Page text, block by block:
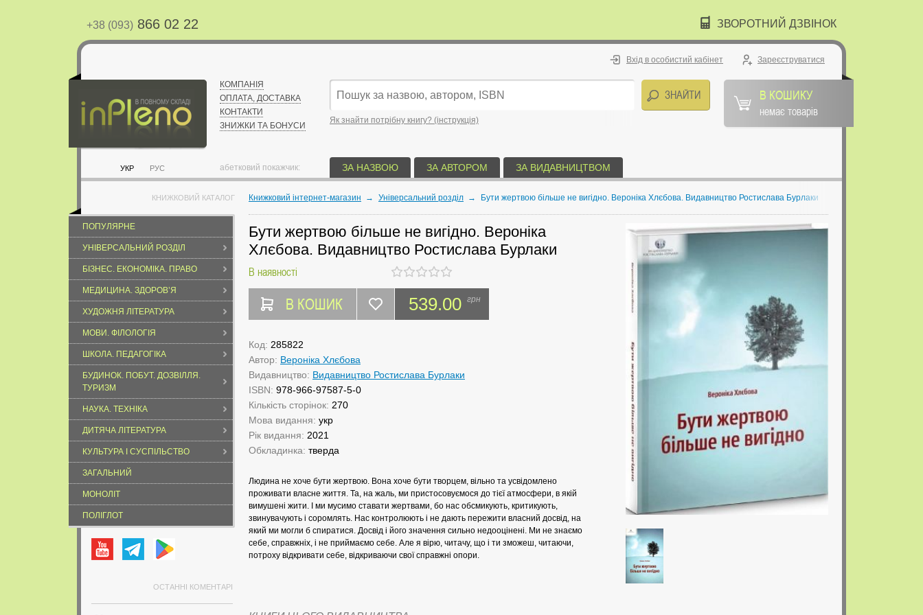
+38 (093) 866 02 22 ЗВОРОТНИЙ ДЗВІНОК
УКР РУС
КОМПАНІЯ
ОПЛАТА, ДОСТАВКА
КОНТАКТИ
ЗНИЖКИ ТА БОНУСИ
Вхід в особистий кабінет Зареєструватися
Як знайти потрібну книгу? (інструкція)
В КОШИКУ
немає товарів
абетковий покажчик: ЗА НАЗВОЮ ЗА АВТОРОМ ЗА ВИДАВНИЦТВОМ
КНИЖКОВИЙ КАТАЛОГ
ПОПУЛЯРНЕ
УНІВЕРСАЛЬНИЙ РОЗДІЛ
БІЗНЕС. ЕКОНОМІКА. ПРАВО
МЕДИЦИНА. ЗДОРОВ’Я
ХУДОЖНЯ ЛІТЕРАТУРА
МОВИ. ФІЛОЛОГІЯ
ШКОЛА. ПЕДАГОГІКА
БУДИНОК. ПОБУТ. ДОЗВІЛЛЯ.
ТУРИЗМ
НАУКА. ТЕХНІКА
ДИТЯЧА ЛІТЕРАТУРА
КУЛЬТУРА І СУСПІЛЬСТВО
ЗАГАЛЬНИЙ
МОНОЛІТ
ПОЛІГЛОТ
ОСТАННІ КОМЕНТАРІ
Книжковий інтернет-магазин → Універсальний розділ → Бути жертвою більше не вигідно. Вероніка Хлєбова. Видавництво Ростислава Бурлаки
Бути жертвою більше не вигідно. Вероніка
Хлєбова. Видавництво Ростислава Бурлаки
В наявності
В КОШИК 539.00 грн
Код: 285822
Автор: Вероніка Хлєбова
Видавництво: Видавництво Ростислава Бурлаки
ISBN: 978-966-97587-5-0
Кількість сторінок: 270
Мова видання: укр
Рік видання: 2021
Обкладинка: тверда
Людина не хоче бути жертвою. Вона хоче бути творцем, вільно та усвідомлено
проживати власне життя. Та, на жаль, ми пристосовуємося до тієї атмосфери, в якій
вимушені жити. І ми мусимо ставати жертвами, бо нас обсмикують, критикують,
звинувачують і соромлять. Нас контролюють і не дають пережити власний досвід, на
який ми могли б спиратися. Досвід і його значення сильно недооцінені. Ми не знаємо
себе, справжніх, і не приймаємо себе. Але я вірю, читачу, що і ти зможеш, читаючи,
потроху відкривати себе, відкриваючи свої справжні опори.